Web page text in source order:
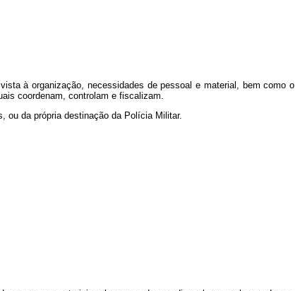
à organização, necessidades de pessoal e material, bem como o
coordenam, controlam e fiscalizam.
ou da própria destinação da Polícia Militar.